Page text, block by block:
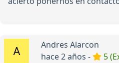
Andres Alarcon
hace 2 años -
5